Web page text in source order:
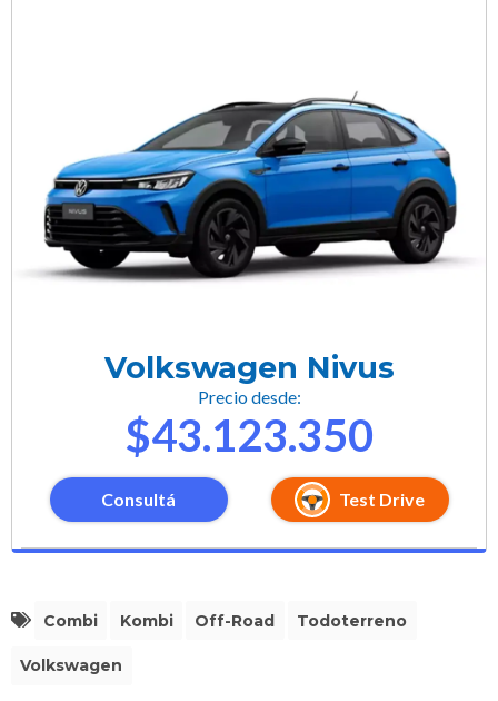
Volkswagen Nivus
Precio desde:
$43.123.350
Consultá Test Drive
Combi Kombi Off-Road Todoterreno
Volkswagen